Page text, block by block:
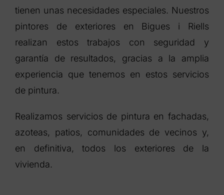
tienen unas necesidades especiales. Nuestros
pintores de exteriores en Bigues i Riells
realizan estos trabajos con seguridad y
garantía de resultados, gracias a la amplia
experiencia que tenemos en estos servicios
de pintura.
Realizamos servicios de pintura en fachadas,
azoteas, patios, comunidades de vecinos y,
en definitiva, todos los exteriores de la
vivienda.